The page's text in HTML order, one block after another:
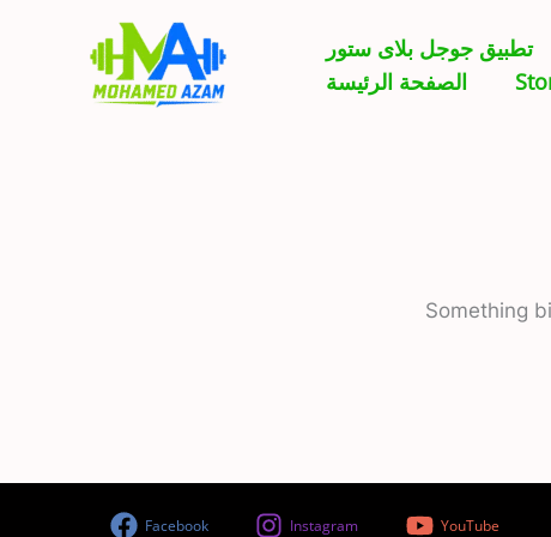
تطبيق جوجل بلاى ستور
الصفحة الرئيسة
Something
Facebook Instagram
YouTube